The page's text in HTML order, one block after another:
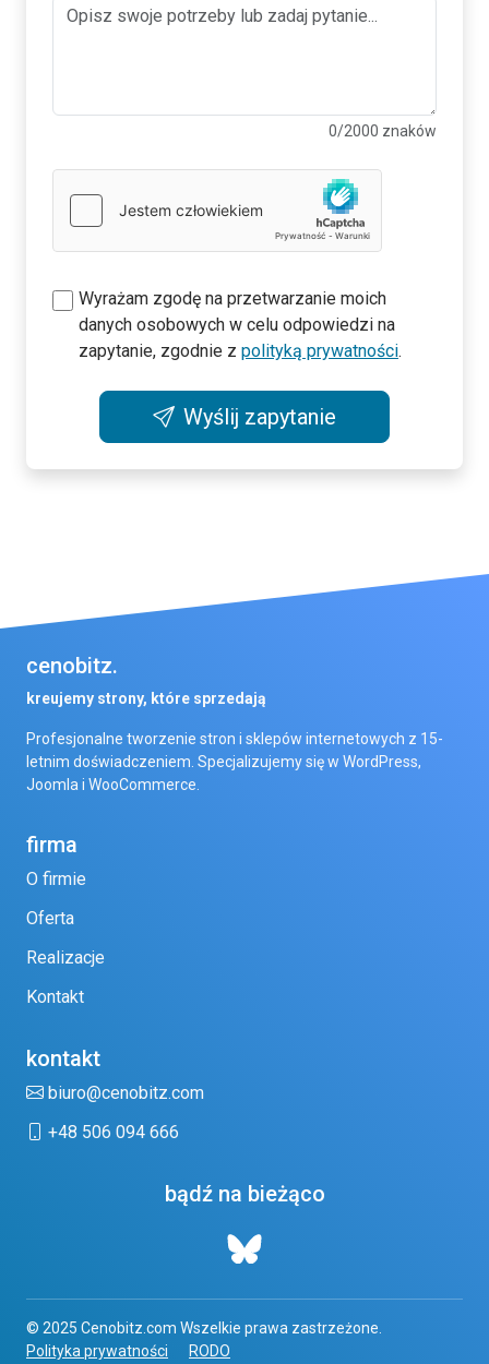
0/2000 znaków
Wyrażam zgodę na przetwarzanie moich
danych osobowych w celu odpowiedzi na
zapytanie, zgodnie z polityką prywatności.
Wyślij zapytanie
cenobitz.
kreujemy strony, które sprzedają
Profesjonalne tworzenie stron i sklepów internetowych z 15-
letnim doświadczeniem. Specjalizujemy się w WordPress,
Joomla i WooCommerce.
firma
O firmie
Oferta
Realizacje
Kontakt
kontakt
biuro@cenobitz.com
+48 506 094 666
bądź na bieżąco
© 2025 Cenobitz.com Wszelkie prawa zastrzeżone.
Polityka prywatności
RODO